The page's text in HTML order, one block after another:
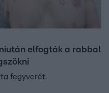
elfogták a rabbal
fegyverét.